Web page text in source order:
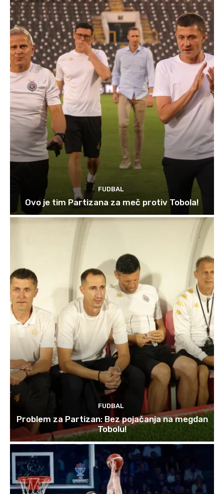
FUDBAL
Ovo je tim Partizana za meč protiv Tobola!
FUDBAL
Problem za Partizan: Bez pojačanja na megdan
Tobolu!